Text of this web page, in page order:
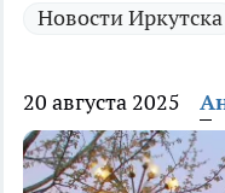
Новости Иркутска
20 августа 2025